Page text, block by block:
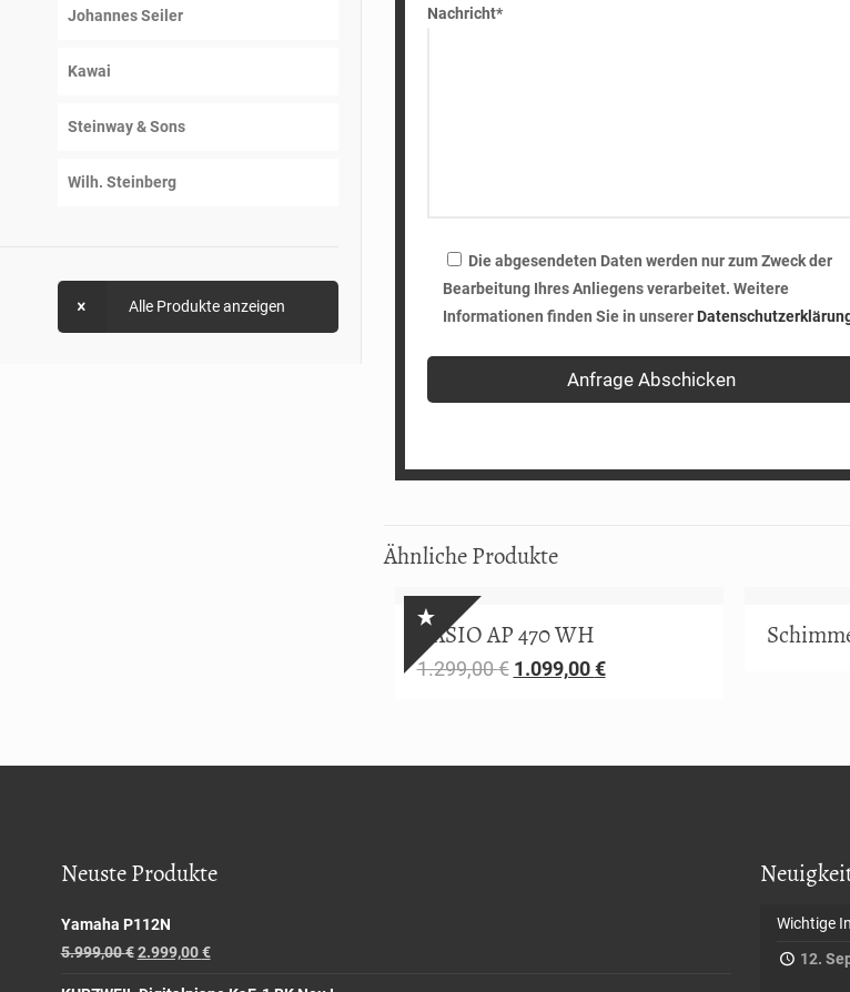
Nachricht*
Die abgesendeten Daten werden nur zum Zweck der
Bearbeitung Ihres Anliegens verarbeitet. Weitere
Informationen finden Sie in unserer
Ähnliche Produkte
CASIO AP 470 WH
1.299,00€ 1.099,00€
Johannes Seiler
Kawai
Steinway & Sons
Wilh. Steinberg
Alle Produkte anzeigen
Neuste Produkte
Yamaha P112N
5.999,00€ 2.999,00€
Wichtige
12.